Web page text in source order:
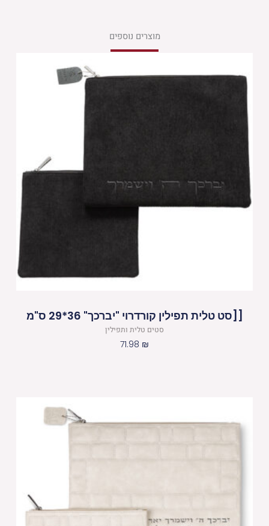
מוצרים נוספים
[[סט טלית תפילין קורדרוי "יברכך" 36*29 ס"מ
סטים טלית ותפילין
71.98 ₪